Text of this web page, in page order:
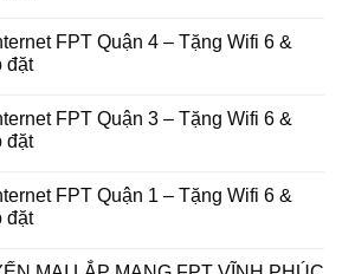
FPT Quận 4 – Tặng Wifi 6 &
đặt
FPT Quận 3 – Tặng Wifi 6 &
đặt
FPT Quận 1 – Tặng Wifi 6 &
đặt